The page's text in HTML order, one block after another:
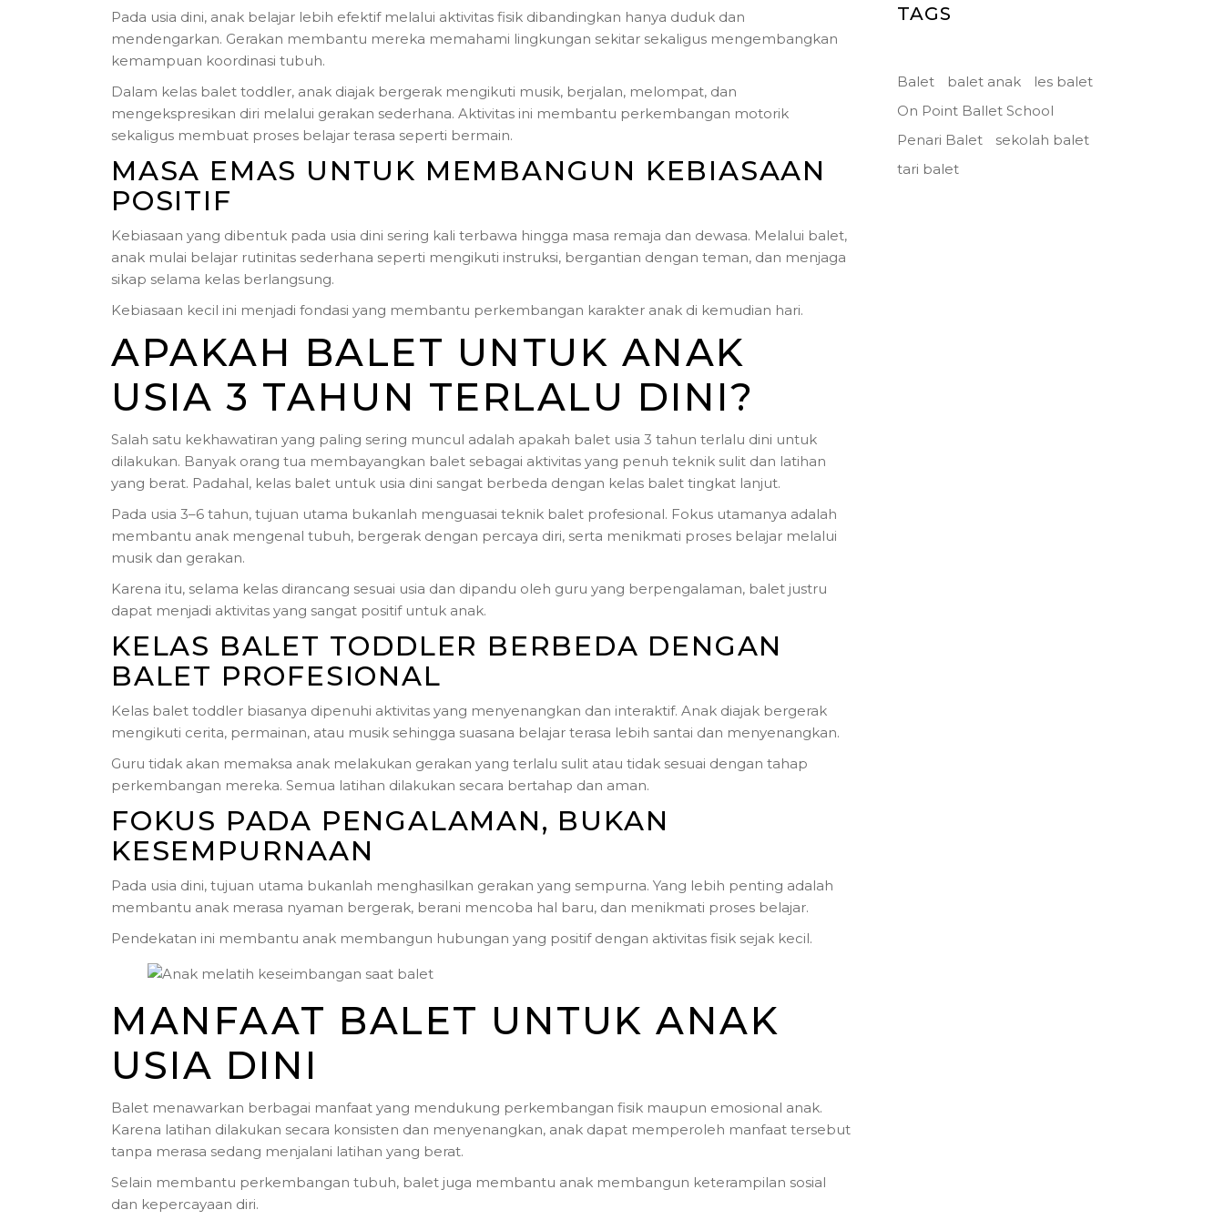
Pada usia dini, anak belajar lebih efektif melalui aktivitas fisik dibandingkan hanya duduk dan
mendengarkan. Gerakan membantu mereka memahami lingkungan sekitar sekaligus mengembangkan
kemampuan koordinasi tubuh.
Dalam kelas balet toddler, anak diajak bergerak mengikuti musik, berjalan, melompat, dan
mengekspresikan diri melalui gerakan sederhana. Aktivitas ini membantu perkembangan motorik
sekaligus membuat proses belajar terasa seperti bermain.
MASA EMAS UNTUK MEMBANGUN KEBIASAAN
POSITIF
Kebiasaan yang dibentuk pada usia dini sering kali terbawa hingga masa remaja dan dewasa. Melalui balet,
anak mulai belajar rutinitas sederhana seperti mengikuti instruksi, bergantian dengan teman, dan menjaga
sikap selama kelas berlangsung.
Kebiasaan kecil ini menjadi fondasi yang membantu perkembangan karakter anak di kemudian hari.
APAKAH BALET UNTUK ANAK
USIA 3 TAHUN TERLALU DINI?
Salah satu kekhawatiran yang paling sering muncul adalah apakah balet usia 3 tahun terlalu dini untuk
dilakukan. Banyak orang tua membayangkan balet sebagai aktivitas yang penuh teknik sulit dan latihan
yang berat. Padahal, kelas balet untuk usia dini sangat berbeda dengan kelas balet tingkat lanjut.
Pada usia 3–6 tahun, tujuan utama bukanlah menguasai teknik balet profesional. Fokus utamanya adalah
membantu anak mengenal tubuh, bergerak dengan percaya diri, serta menikmati proses belajar melalui
musik dan gerakan.
Karena itu, selama kelas dirancang sesuai usia dan dipandu oleh guru yang berpengalaman, balet justru
dapat menjadi aktivitas yang sangat positif untuk anak.
KELAS BALET TODDLER BERBEDA DENGAN
BALET PROFESIONAL
Kelas balet toddler biasanya dipenuhi aktivitas yang menyenangkan dan interaktif. Anak diajak bergerak
mengikuti cerita, permainan, atau musik sehingga suasana belajar terasa lebih santai dan menyenangkan.
Guru tidak akan memaksa anak melakukan gerakan yang terlalu sulit atau tidak sesuai dengan tahap
perkembangan mereka. Semua latihan dilakukan secara bertahap dan aman.
FOKUS PADA PENGALAMAN, BUKAN
KESEMPURNAAN
Pada usia dini, tujuan utama bukanlah menghasilkan gerakan yang sempurna. Yang lebih penting adalah
membantu anak merasa nyaman bergerak, berani mencoba hal baru, dan menikmati proses belajar.
Pendekatan ini membantu anak membangun hubungan yang positif dengan aktivitas fisik sejak kecil.
MANFAAT BALET UNTUK ANAK
USIA DINI
Balet menawarkan berbagai manfaat yang mendukung perkembangan fisik maupun emosional anak.
Karena latihan dilakukan secara konsisten dan menyenangkan, anak dapat memperoleh manfaat tersebut
tanpa merasa sedang menjalani latihan yang berat.
Selain membantu perkembangan tubuh, balet juga membantu anak membangun keterampilan sosial
dan kepercayaan diri.
TAGS
Balet balet anak
les balet
On Point Ballet School
Penari Balet
sekolah balet
tari balet